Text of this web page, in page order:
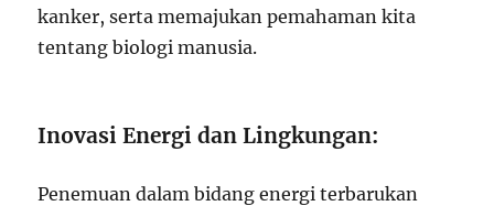
kanker, serta memajukan pemahaman kita
tentang biologi manusia.
Inovasi Energi dan Lingkungan:
Penemuan dalam bidang energi terbarukan